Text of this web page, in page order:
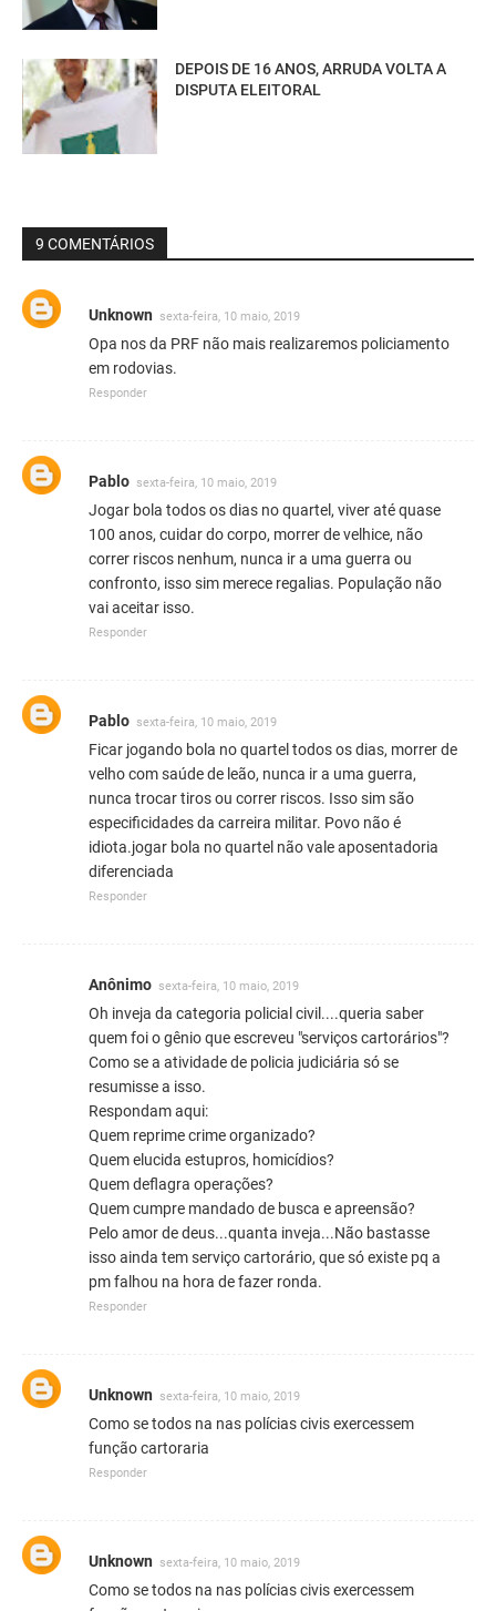
DEPOIS DE 16 ANOS, ARRUDA VOLTA A
DISPUTA ELEITORAL
9 COMENTÁRIOS
Unknown sexta-feira, 10 maio, 2019
Opa nos da PRF não mais realizaremos policiamento
em rodovias.
Responder
Pablo sexta-feira, 10 maio, 2019
Jogar bola todos os dias no quartel, viver até quase
100 anos, cuidar do corpo, morrer de velhice, não
correr riscos nenhum, nunca ir a uma guerra ou
confronto, isso sim merece regalias. População não
vai aceitar isso.
Responder
Pablo sexta-feira, 10 maio, 2019
Ficar jogando bola no quartel todos os dias, morrer de
velho com saúde de leão, nunca ir a uma guerra,
nunca trocar tiros ou correr riscos. Isso sim são
especificidades da carreira militar. Povo não é
idiota.jogar bola no quartel não vale aposentadoria
diferenciada
Responder
Anônimo sexta-feira, 10 maio, 2019
Oh inveja da categoria policial civil....queria saber
quem foi o gênio que escreveu "serviços cartorários"?
Como se a atividade de policia judiciária só se
resumisse a isso.
Respondam aqui:
Quem reprime crime organizado?
Quem elucida estupros, homicídios?
Quem deflagra operações?
Quem cumpre mandado de busca e apreensão?
Pelo amor de deus...quanta inveja...Não bastasse
isso ainda tem serviço cartorário, que só existe pq a
pm falhou na hora de fazer ronda.
Responder
Unknown sexta-feira, 10 maio, 2019
Como se todos na nas polícias civis exercessem
função cartoraria
Responder
Unknown sexta-feira, 10 maio, 2019
Como se todos na nas polícias civis exercessem